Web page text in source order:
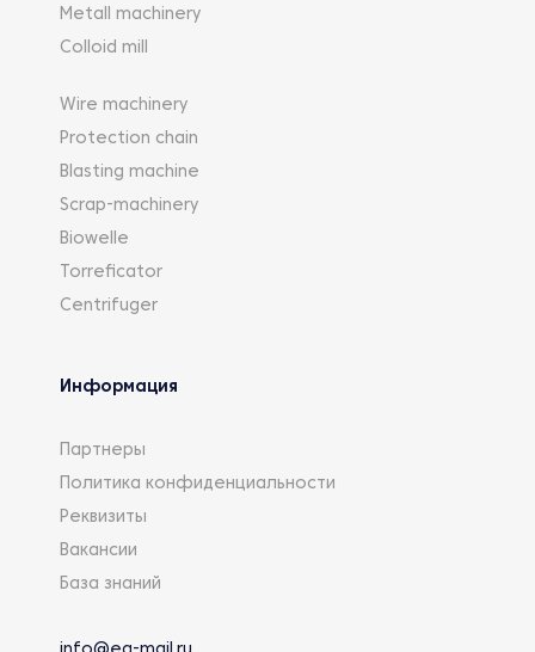
Metall machinery
Colloid mill
Wire machinery
Protection chain
Blasting machine
Scrap-machinery
Biowelle
Torreficator
Centrifuger
Информация
Партнеры
Политика конфиденциальности
Реквизиты
Вакансии
База знаний